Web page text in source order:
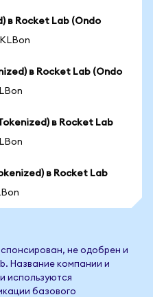
в Rocket Lab (Ondo
в Rocket Lab (Ondo
в Rocket Lab
в Rocket Lab
не одобрен и
Название компании и
используются
базового